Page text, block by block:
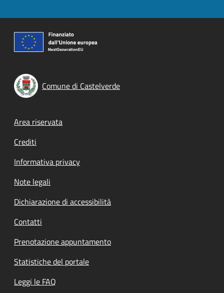
Comune di Castelverde
Footer menu
Area riservata
Crediti
Informativa privacy
Note legali
Dichiarazione di accessibilità
Contatti
Prenotazione appuntamento
Statistiche del portale
Leggi le FAQ